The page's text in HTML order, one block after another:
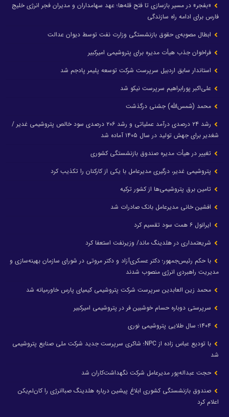
«بفجر» در مسیر بازسازی تا فتح قله‌ها؛ عهد سهامداران و مدیران فجر انرژی خلیج
فارس برای ادامه راه سازندگی
ابطال مصوبه‌ی حقوق بازنشستگی وزارت نفت توسط دیوان عدالت
فراخوان جذب هیأت مدیره برای پتروشیمی امیرکبیر
استاندار سابق اردبیل سرپرست شرکت توسعه پلیمر پادجم شد
علی‌اکبر پورابراهیم سرپرست نیکو شد
محمد (شمس‌الله) جشنی درگذشت
رشد ۲۴ درصدی درآمد عملیاتی و رشد ۲۰۶ درصدی سود خالص پتروشیمی غدیر /
شغدیر برای جهش تولید در سال ۱۴۰۵ آماده شد
تغییر در هیأت مدیره صندوق بازنشستگی کشوری
پتروشیمی غدیر، درگیری مدیرعامل با یکی از کارکنان را تکذیب کرد
تامین برق پتروشیمی‌ها از کشور ترکیه
افشین خانی مدیرعامل بانک صادرات شد
ایرانول ۶ همت سود تقسیم کرد
شریعتمداری در هلدینگ ماند/ وزیرنفت استعفا کرد
با حکم رئیس‌جمهور؛ دکتر عسکری‌آزاد و دکتر مروتی در شورای سازمان بهینه‌سازی و
مدیریت راهبردی انرژی منصوب شدند
محمد زین العابدین سرپرست شرکت پتروشیمی کیمیای پارس خاورمیانه شد
سرپرستی دوباره حسام خوشبین فر در پتروشیمی امیرکبیر
با تودیع عباس زاده از NPC؛ شاکری سرپرست جدید شرکت ملی صنایع پتروشیمی
شد
حجت عبداله‌پور مدیرعامل شرکت نگهداشت‌کاران شد
صندوق بازنشستگی کشوری ابلاغ پیشین درباره هلدینگ صباانرژی را کان‌لم‌یکن
اعلام کرد